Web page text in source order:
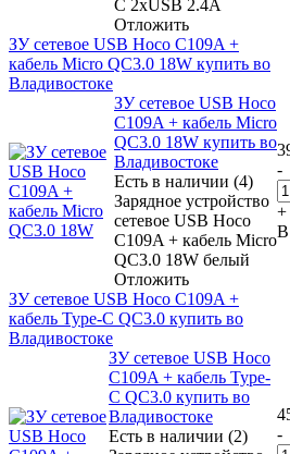
C 2xUSB 2.4A
Отложить
ЗУ сетевое USB Hoco C109A +
кабель Micro QC3.0 18W купить во
Владивостоке
ЗУ сетевое USB Hoco
C109A + кабель Micro
QC3.0 18W купить во
Владивостоке
Есть в наличии (4)
Зарядное устройство
сетевое USB Hoco
C109A + кабель Micro
QC3.0 18W белый
Отложить
-
+
В
ЗУ сетевое USB Hoco C109A +
кабель Type-C QC3.0 купить во
Владивостоке
ЗУ сетевое USB Hoco
C109A + кабель Type-
C QC3.0 купить во
Владивостоке
Есть в наличии (2)
-